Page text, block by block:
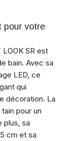
pour votre
SR est
bain. Avec sa
LED, ce
qui
décoration. La
pour un
plus, sa
cm et sa